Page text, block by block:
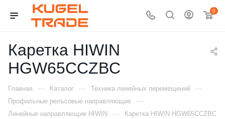
0
Каретка HIWIN
HGW65CCZBC
Главная — Каталог — Техника линейных перемещений —
Профильные рельсовые направляющие —
Линейные направляющие HIWIN — Каретка HIWIN HGW65CCZBC